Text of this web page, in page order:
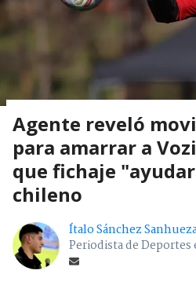
Agente reveló
para amarrar a
que fichaje
chileno
Ítalo Sánchez
Periodista de